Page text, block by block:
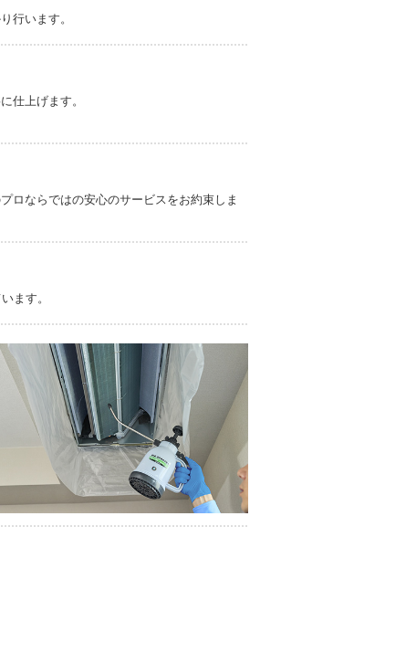
行います。
仕上げます。
ロならではの安心のサービスをお約束しま
ます。